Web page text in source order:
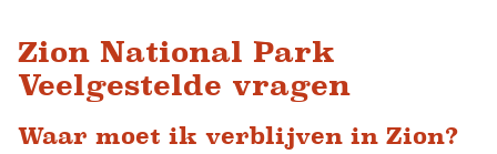
Zion National Park
Veelgestelde vragen
Waar moet ik verblijven in Zion?